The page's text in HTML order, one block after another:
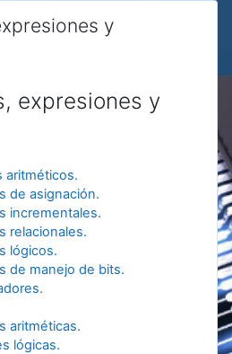
y
expresiones y
aritméticos.
de asignación.
incrementales.
relacionales.
lógicos.
de manejo de bits.
aritméticas.
lógicas.